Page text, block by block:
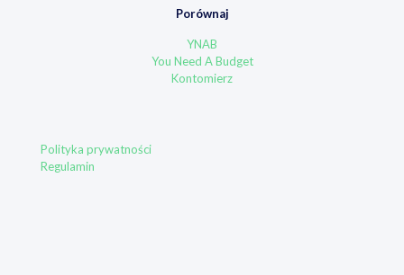
Porównaj
YNAB
You Need A Budget
Kontomierz
Polityka prywatności
Regulamin